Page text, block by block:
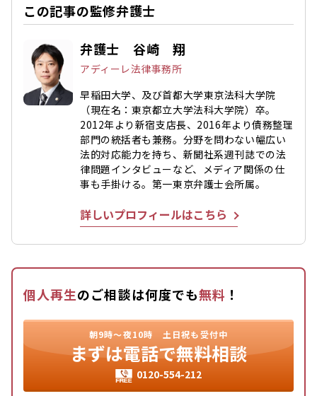
この記事の監修弁護士
弁護士 谷崎 翔
アディーレ法律事務所
早稲田大学、及び首都大学東京法科大学院
（現在名：東京都立大学法科大学院）卒。
2012年より新宿支店長、2016年より債務整理
部門の統括者も兼務。分野を問わない幅広い
法的対応能力を持ち、新聞社系週刊誌での法
律問題インタビューなど、メディア関係の仕
事も手掛ける。第一東京弁護士会所属。
詳しいプロフィールはこちら
個人再生のご相談は何度でも無料 ！
朝9時〜夜10時 土日祝も受付中
まずは電話で無料相談
0120-554-212